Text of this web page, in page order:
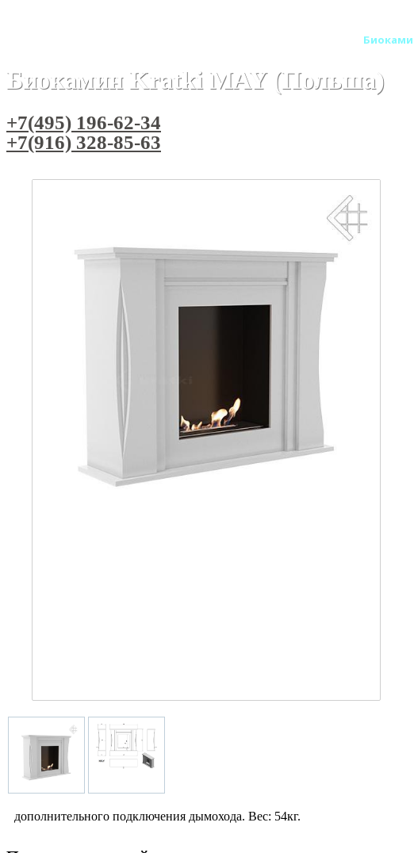
Биокамин Kratki MAY (Польша)
+7(495) 196-62-34
+7(916) 328-85-63
дополнительного подключения дымохода. Вес: 54кг.